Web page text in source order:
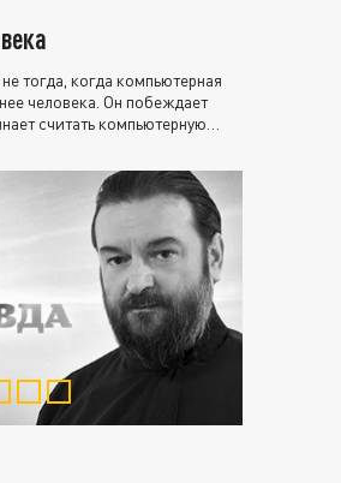
тогда, когда компьютерная
человека. Он побеждает
считать компьютерную